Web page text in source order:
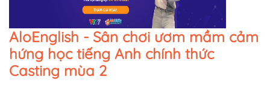
AloEnglish - Sân chơi ươm mầm cảm
hứng học tiếng Anh chính thức
Casting mùa 2